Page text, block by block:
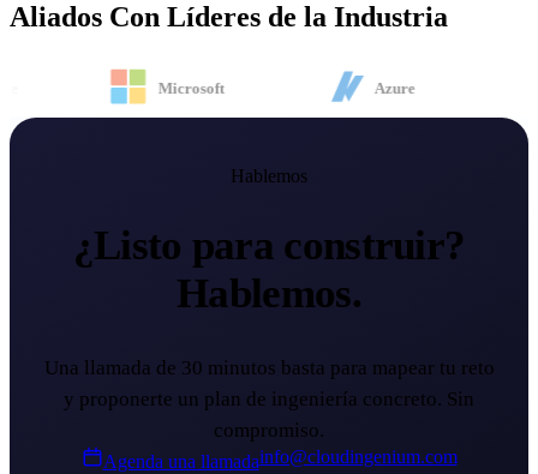
Aliados Con Líderes de la Industria
Microsoft Azure
Hablemos
¿Listo para construir?
Hablemos.
Una llamada de 30 minutos basta para mapear tu reto
y proponerte un plan de ingeniería concreto. Sin
compromiso.
Agenda una llamadainfo@cloudingenium.com